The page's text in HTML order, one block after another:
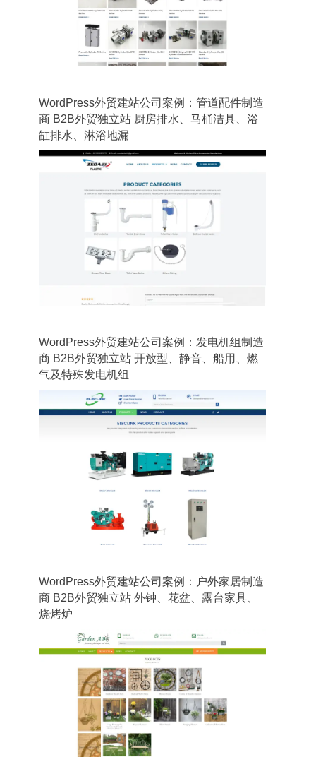
WordPress外贸建站公司案例：管道配件制造
商 B2B外贸独立站 厨房排水、马桶洁具、浴
缸排水、淋浴地漏
WordPress外贸建站公司案例：发电机组制造
商 B2B外贸独立站 开放型、静音、船用、燃
气及特殊发电机组
WordPress外贸建站公司案例：户外家居制造
商 B2B外贸独立站 外钟、花盆、露台家具、
烧烤炉